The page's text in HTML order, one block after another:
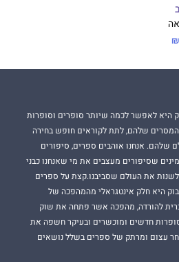
היא לאפשר לכמה שיותר סופרים וסופרות
שלהם, לתת לקוראים חופש בחירה
שלהם. אנחנו אוהבים ספרים, סיפורים
שסיפורים מעצבים את מי שאנחנו כבני
את העולם שסביבנו.קצת על ספרים
היא חלק אינטגראלי מהמהפכה של
להורדה, מהפכה אשר פתחה את שוק
חדשים ומוכשרים ובעיקר חשפה את
עצום ומרתק של ספרים בשלל נושאים